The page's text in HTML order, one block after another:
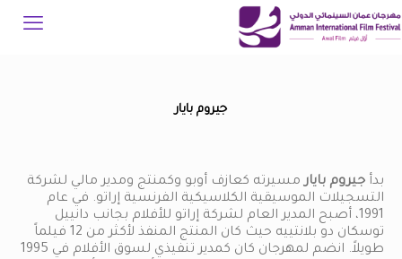
جيروم بايار
بدأ جيروم بايار مسيرته كعازف أوبو وكمنتج ومدير مالي لشركة
التسجيلات الموسيقية الكلاسيكية الفرنسية إراتو. في عام
1991، أصبح المدير العام لشركة إراتو للأفلام بجانب دانييل
توسكان دو بلانتييه حيث كان المنتج المنفذ لأكثر من 12 فيلماً
طويلاً. انضم لمهرجان كان كمدير تنفيذي لسوق الأفلام في 1995